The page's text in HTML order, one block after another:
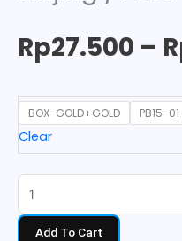
Rp27.500 –
BOX-GOLD+GOLD PB15-01
Clear
Add To Cart